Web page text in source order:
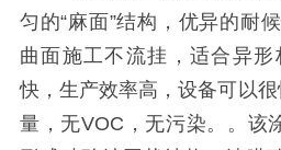
匀的“麻面”结构，优异的耐
曲面施工不流挂，适合异形
快，生产效率高，设备可以很
量，无VOC ，无污染。。该